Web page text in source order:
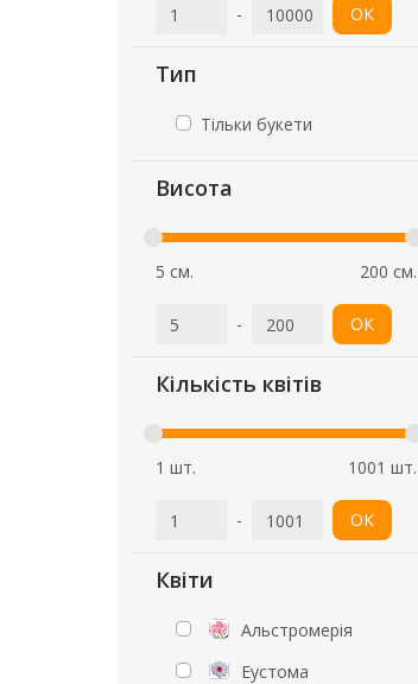
- ОК
Тип
Тільки букети
Висота
5 см. 200 см.
- ОК
Кількість квітів
1 шт. 1001 шт.
- ОК
Квіти
Альстромерія
Еустома